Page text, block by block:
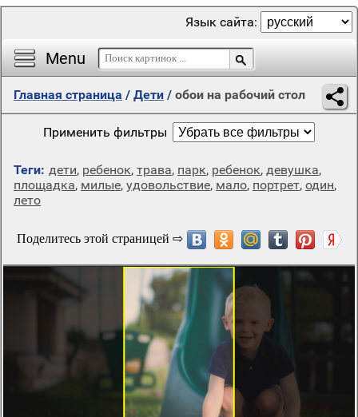
Menu
Язык сайта:
Главная страница / Дети / обои на рабочий стол
Применить фильтры
Теги: дети, ребенок, трава, парк, ребенок, девушка,
площадка, милые, удовольствие, мало, портрет, один,
лето